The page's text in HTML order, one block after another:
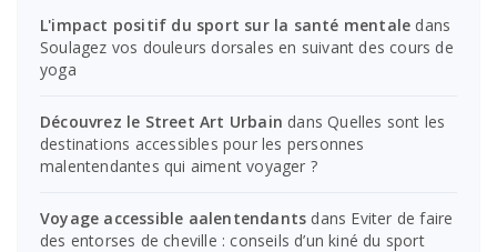
L'impact positif du sport sur la santé mentale dans
Soulagez vos douleurs dorsales en suivant des cours de
yoga
Découvrez le Street Art Urbain dansQuelles sont les
destinations accessibles pour les personnes
malentendantes qui aiment voyager ?
Voyage accessible aalentendants dans Eviter de faire
des entorses de cheville : conseils d’un kiné du sport